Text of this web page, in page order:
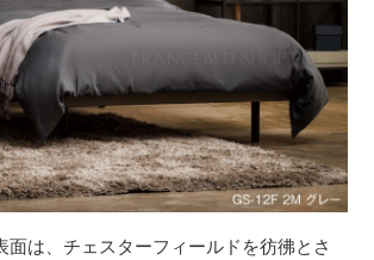
面は、チェスターフィールドを彷彿とさ